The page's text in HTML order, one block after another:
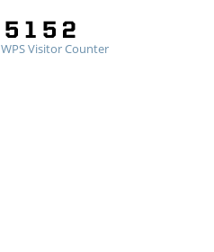
WPS Visitor Counter